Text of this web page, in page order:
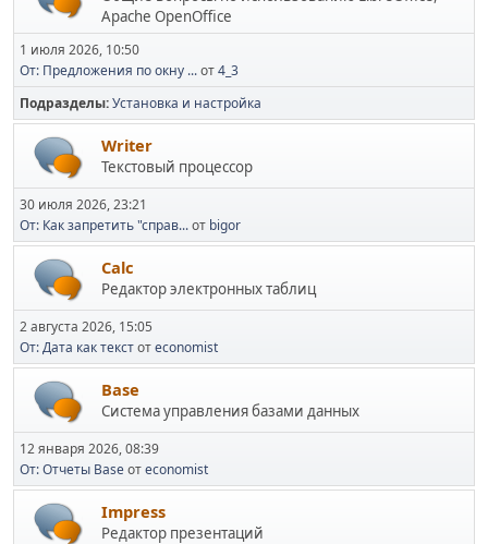
Apache OpenOffice
1 июля 2026, 10:50
От: Предложения по окну ...от4_3
Подразделы Установка и настройка
Writer
Текстовый процессор
30 июля 2026, 23:21
От: Как запретить "справ...от bigor
Calc
Редактор электронных таблиц
2 августа 2026, 15:05
От: Дата как текстотeconomist
Base
Система управления базами данных
12 января 2026, 08:39
От: Отчеты Baseотeconomist
Impress
Редактор презентаций